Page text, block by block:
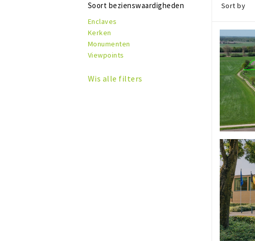
Soort bezienswaardigheden
Enclaves
Kerken
Monumenten
Viewpoints
Wis alle filters
Sort by